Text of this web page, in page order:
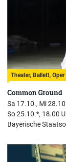
Theater, Ballett,
Common Ground
Sa 17.10., Mi
So 25.10.*, 18.00
Bayerische